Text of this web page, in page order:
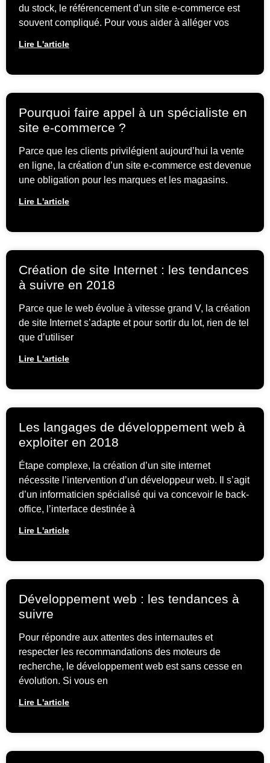
du stock, le référencement d’un site e-commerce est
souvent compliqué. Pour vous aider à alléger vos
Lire L'article
Pourquoi faire appel à un spécialiste en
site e-commerce ?
Parce que les clients privilégient aujourd’hui la vente
en ligne, la création d’un site e-commerce est devenue
une obligation pour les marques et les magasins.
Lire L'article
Création de site Internet : les tendances
à suivre en 2018
Parce que le web évolue à vitesse grand V, la création
de site Internet s’adapte et pour sortir du lot, rien de tel
que d’utiliser
Lire L'article
Les langages de développement web à
exploiter en 2018
Étape complexe, la création d’un site internet
nécessite l’intervention d’un développeur web. Il s’agit
d’un informaticien spécialisé qui va concevoir le back-
office, l’interface destinée à
Lire L'article
Développement web : les tendances à
suivre
Pour répondre aux attentes des internautes et
respecter les recommandations des moteurs de
recherche, le développement web est sans cesse en
évolution. Si vous en
Lire L'article